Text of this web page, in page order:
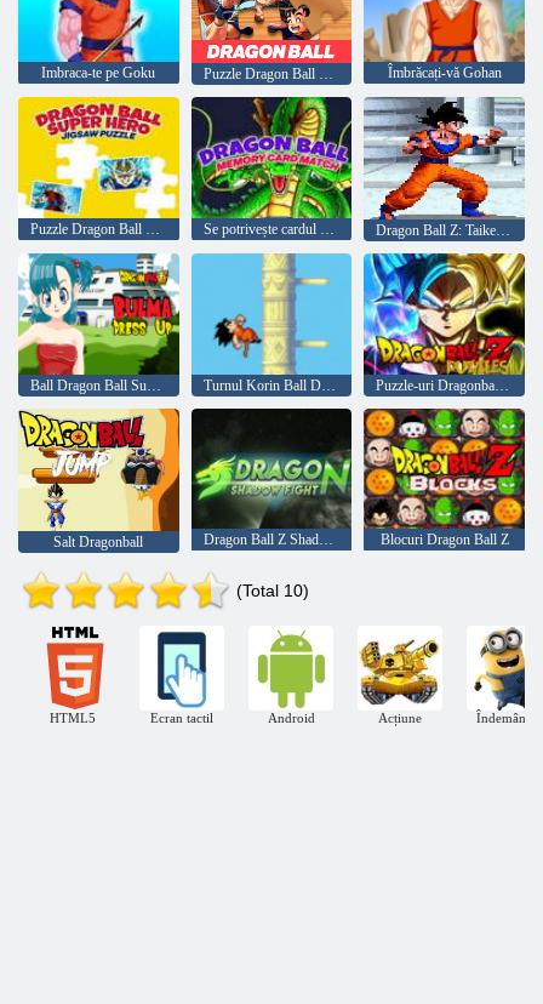
Imbraca-te pe Goku Puzzle Dragon Ball Goku Îmbrăcați-vă Gohan
Puzzle Dragon Ball Super Hero Se potrivește cardul de memorie Dragon Ball Dragon Ball Z: Taiketsu
Turnul Korin Ball Dragon Ball
Salt Dragonball Dragon Ball Z Shadow Battle Blocuri Dragon Ball Z
(Total 10)
HTML5 Ecran tactil Android Acțiune Îndemânare